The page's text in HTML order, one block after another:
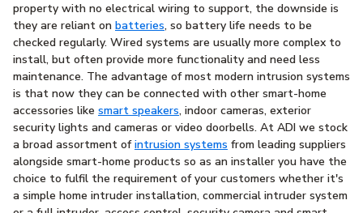
property with no electrical wiring to support, the downside is
they are reliant on batteries, so battery life needs to be
checked regularly. Wired systems are usually more complex to
install, but often provide more functionality and need less
maintenance. The advantage of most modern intrusion systems
is that now they can be connected with other smart-home
accessories like smart speakers, indoor cameras, exterior
security lights and cameras or video doorbells. At ADI we stock
a broad assortment ofintrusion systems from leading suppliers
alongside smart-home products so as an installer you have the
choice to fulfil the requirement of your customers whether it's
a simple home intruder installation, commercial intruder system